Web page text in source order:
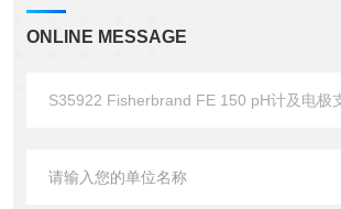
ONLINE MESSAGE